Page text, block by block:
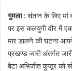
गुमला :संतान के लिए
पर इस कलयुगी दौर में एक
मार डालने की घटना
प्रखण्ड जारी अंतर्गत
बेटा अभिजीत कुजूर को